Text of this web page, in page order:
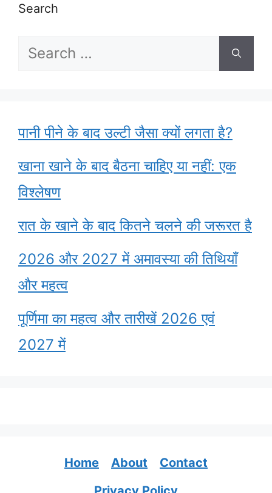
Search
Search
पानी पीने के बाद उल्टी जैसा क्यों लगता है?
खाना खाने के बाद बैठना चाहिए या नहीं: एक
विश्लेषण
रात के खाने के बाद कितने चलने की जरूरत है
2026 और 2027 में अमावस्या की तिथियाँ
और महत्व
पूर्णिमा का महत्व और तारीखें 2026 एवं
2027 में
Home About
Contact